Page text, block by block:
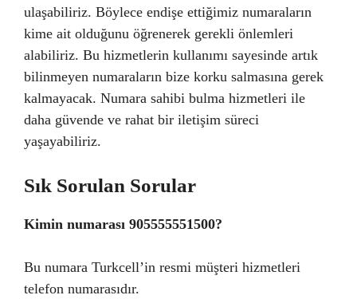
ulaşabiliriz. Böylece endişe ettiğimiz numaraların
kime ait olduğunu öğrenerek gerekli önlemleri
alabiliriz. Bu hizmetlerin kullanımı sayesinde artık
bilinmeyen numaraların bize korku salmasına gerek
kalmayacak. Numara sahibi bulma hizmetleri ile
daha güvende ve rahat bir iletişim süreci
yaşayabiliriz.
Sık Sorulan Sorular
Kimin numarası 905555551500?
Bu numara Turkcell’in resmi müşteri hizmetleri
telefon numarasıdır.